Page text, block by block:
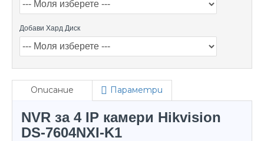
Добави Хард Диск
Описание Параметри
NVR за 4 IP камери Hikvision
DS-7604NXI-K1